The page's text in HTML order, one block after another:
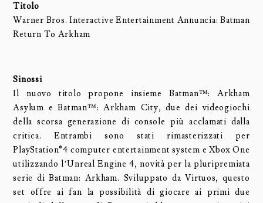
Titolo
Warner Bros. Interactive Entertainment Annuncia: Batman
Return To Arkham
Sinossi
Il nuovo titolo propone insieme Batman™: Arkham
Asylum e Batman™: Arkham City, due dei videogiochi
della scorsa generazione di console più acclamati dalla
critica. Entrambi sono stati rimasterizzati per
PlayStation®4 computer entertainment system e Xbox One
utilizzando l’Unreal Engine 4, novità per la pluripremiata
serie di Batman: Arkham. Sviluppato da Virtuos, questo
set offre ai fan la possibilità di giocare ai primi due